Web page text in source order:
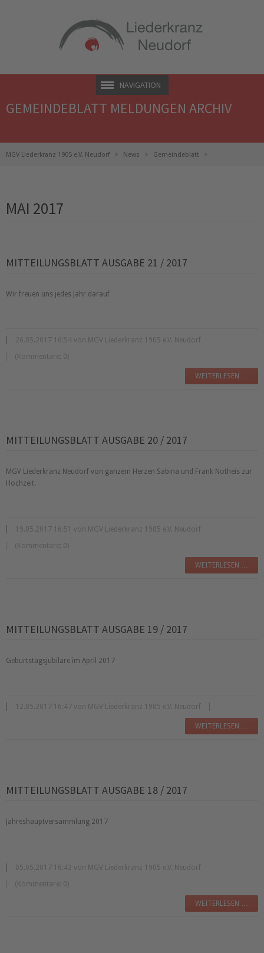
NAVIGATION
GEMEINDEBLATT MELDUNGEN ARCHIV
MGV Liederkranz 1905 e.V. Neudorf News Gemeindeblatt
MAI 2017
MITTEILUNGSBLATT AUSGABE 21 / 2017
Wir freuen uns jedes Jahr darauf
26.05.2017 16:54 von MGV Liederkranz 1905 e.V. Neudorf
(Kommentare: 0)
WEITERLESEN …
MITTEILUNGSBLATT AUSGABE 20 / 2017
MGV Liederkranz Neudorf von ganzem Herzen Sabina und Frank Notheis zur
Hochzeit.
19.05.2017 16:51 von MGV Liederkranz 1905 e.V. Neudorf
(Kommentare: 0)
WEITERLESEN …
MITTEILUNGSBLATT AUSGABE 19 / 2017
Geburtstagsjubilare im April 2017
12.05.2017 16:47 von MGV Liederkranz 1905 e.V. Neudorf
WEITERLESEN …
MITTEILUNGSBLATT AUSGABE 18 / 2017
Jahreshauptversammlung 2017
05.05.2017 16:43 von MGV Liederkranz 1905 e.V. Neudorf
(Kommentare: 0)
WEITERLESEN …